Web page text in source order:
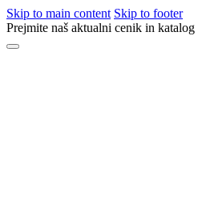
Skip to main content Skip to footer
Prejmite naš aktualni cenik in katalog